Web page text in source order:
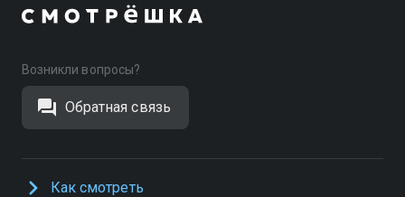
Возникли вопросы?
Обратная связь
Как смотреть